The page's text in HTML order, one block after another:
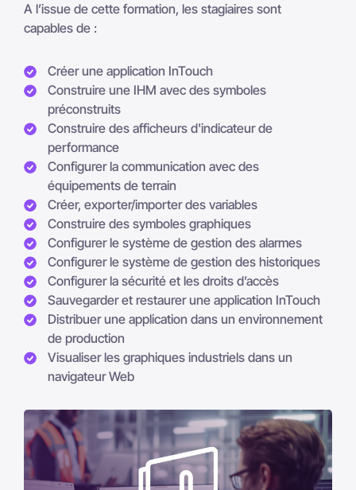
A l’issue de cette formation, les stagiaires sont
capables de :
Créer une application InTouch
Construire une IHM avec des symboles
préconstruits
Construire des afficheurs d'indicateur de
performance
Configurer la communication avec des
équipements de terrain
Créer, exporter/importer des variables
Construire des symboles graphiques
Configurer le système de gestion des alarmes
Configurer le système de gestion des historiques
Configurer la sécurité et les droits d’accès
Sauvegarder et restaurer une application InTouch
Distribuer une application dans un environnement
de production
Visualiser les graphiques industriels dans un
navigateur Web